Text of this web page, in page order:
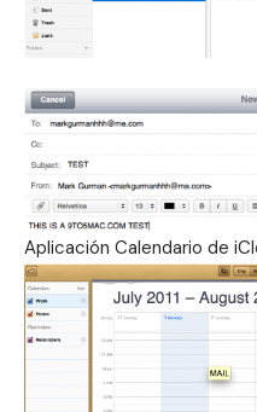
Aplicación Calendario de